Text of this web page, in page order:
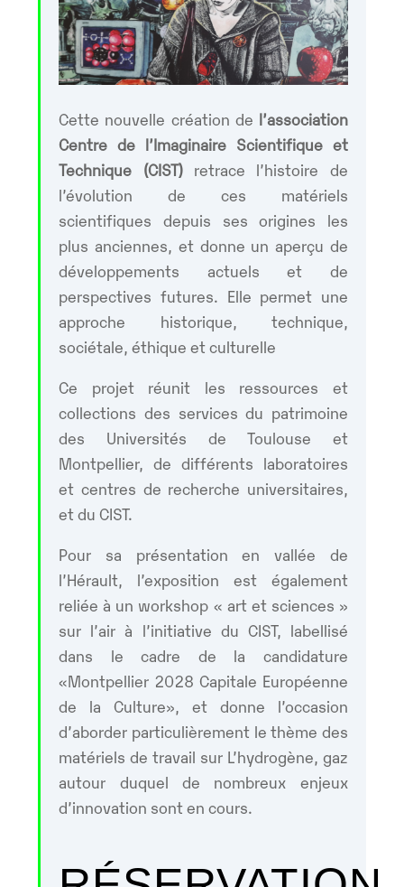
Cette nouvelle création de l’association
Centre de l’Imaginaire Scientifique et
Technique (CIST)retrace l’histoire de
l’évolution de ces matériels
scientifiques depuis ses origines les
plus anciennes, et donne un aperçu de
développements actuels et de
perspectives futures. Elle permet une
approche historique, technique,
sociétale, éthique et culturelle
Ce projet réunit les ressources et
collections des services du patrimoine
des Universités de Toulouse et
Montpellier, de différents laboratoires
et centres de recherche universitaires,
et du CIST.
Pour sa présentation en vallée de
l’Hérault, l’exposition est également
reliée à un workshop « art et sciences »
sur l’air à l’initiative du CIST, labellisé
dans le cadre de la candidature
«Montpellier 2028 Capitale Européenne
de la Culture», et donne l’occasion
d’aborder particulièrement le thème des
matériels de travail sur L’hydrogène, gaz
autour duquel de nombreux enjeux
d’innovation sont en cours.